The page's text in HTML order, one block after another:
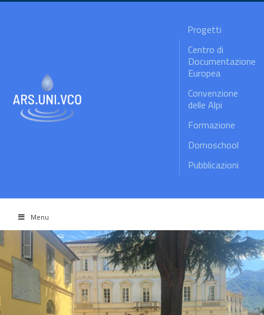
Progetti
Centro di
Documentazione
Europea
Convenzione
delle Alpi
Formazione
Domoschool
Pubblicazioni
Menu